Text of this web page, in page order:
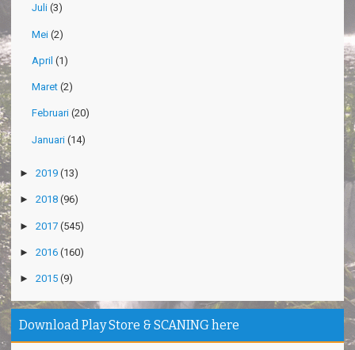
Juli (3)
Mei (2)
April (1)
Maret (2)
Februari (20)
Januari (14)
► 2019 (13)
► 2018 (96)
► 2017 (545)
► 2016 (160)
► 2015 (9)
Download Play Store & SCANING here